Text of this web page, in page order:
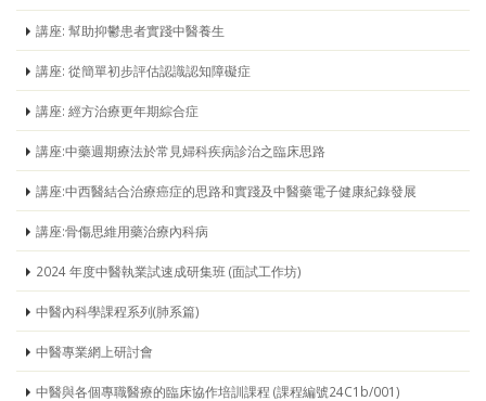
講座: 幫助抑鬱患者實踐中醫養生
講座: 從簡單初步評估認識認知障礙症
講座: 經方治療更年期綜合症
講座:中藥週期療法於常見婦科疾病診治之臨床思路
講座:中西醫結合治療癌症的思路和實踐及中醫藥電子健康紀錄發展
講座:骨傷思維用藥治療內科病
2024 年度中醫執業試速成研集班 (面試工作坊)
中醫內科學課程系列(肺系篇)
中醫專業網上研討會
中醫與各個專職醫療的臨床協作培訓課程 (課程編號24C1b/001)